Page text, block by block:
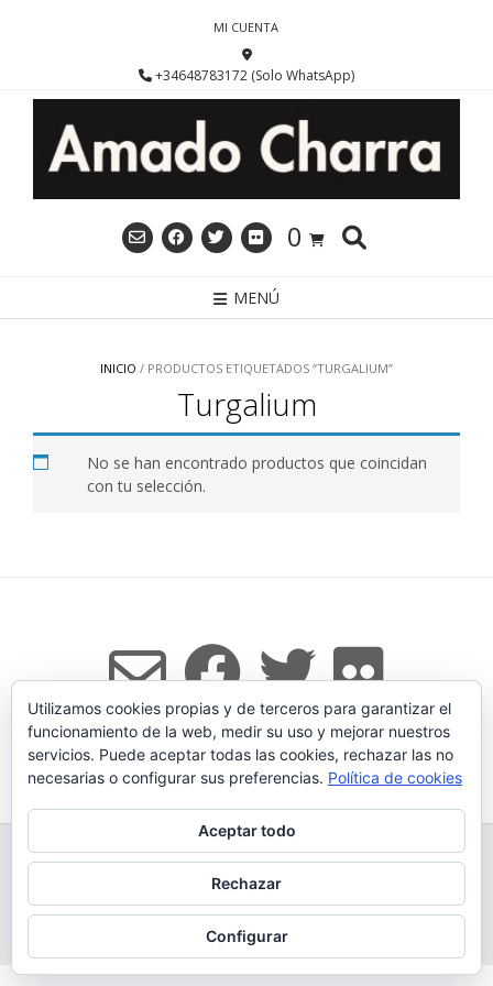
MI CUENTA
+34648783172 (Solo WhatsApp)
0
MENÚ
INICIO / PRODUCTOS ETIQUETADOS “TURGALIUM”
Turgalium
No se han encontrado productos que coincidan
con tu selección.
Tema:Voguede Kaira
TODOS LOS PRODUCTOS LEGADO
QUESERÍA
GANADERÍA PROPIA
CONDICIONES DE COMPRA
AVISO LEGAL Y POLÍTICA DE PRIVACIDAD
POLÍTICA DE COOKIES
MÁS INFORMACIÓN SOBRE LAS COOKIES
Utilizamos cookies propias y de terceros para garantizar el
funcionamiento de la web, medir su uso y mejorar nuestros
servicios. Puede aceptar todas las cookies, rechazar las no
necesarias o configurar sus preferencias. Política de cookies
Aceptar todo
Rechazar
Configurar